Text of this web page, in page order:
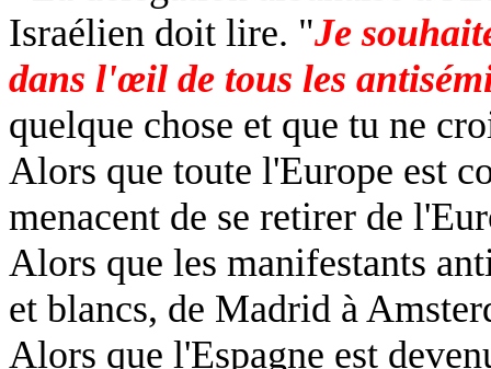
Israélien doit lire. "Je
dans l'œil de tous les
quelque chose et que tu ne
Alors que toute l'Europe est
menacent de se retirer de
Alors que les manifestants
et blancs, de Madrid à
Alors que l'Espagne est